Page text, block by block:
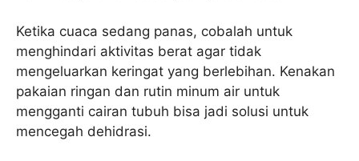
Ketika cuaca sedang panas, cobalah untuk
menghindari aktivitas berat agar tidak
mengeluarkan keringat yang berlebihan. Kenakan
pakaian ringan dan rutin minum air untuk
mengganti cairan tubuh bisa jadi solusi untuk
mencegah dehidrasi.